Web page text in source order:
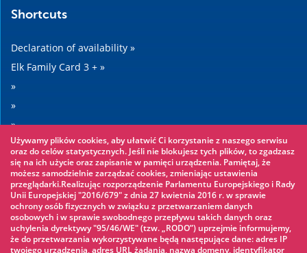
Shortcuts
Declaration of availability »
Elk Family Card 3 + »
»
»
»
»
Worth seeing
Rope park »
Water Park »
Ice skating rink »
Używamy plików cookies, aby ułatwić Ci korzystanie z naszego serwisu
oraz do celów statystycznych. Jeśli nie blokujesz tych plików, to zgadzasz
się na ich użycie oraz zapisanie w pamięci urządzenia. Pamiętaj, że
możesz samodzielnie zarządzać cookies, zmieniając ustawienia
przeglądarki.Realizując rozporządzenie Parlamentu Europejskiego i Rady
Unii Europejskiej "2016/679" z dnia 27 kwietnia 2016 r. w sprawie
ochrony osób fizycznych w związku z przetwarzaniem danych
osobowych i w sprawie swobodnego przepływu takich danych oraz
uchylenia dyrektywy "95/46/WE" (tzw. „RODO”) uprzejmie informujemy,
że do przetwarzania wykorzystywane będą następujące dane: adres IP
twojego urządzenia, adres URL żądania, nazwa domeny, identyfikator